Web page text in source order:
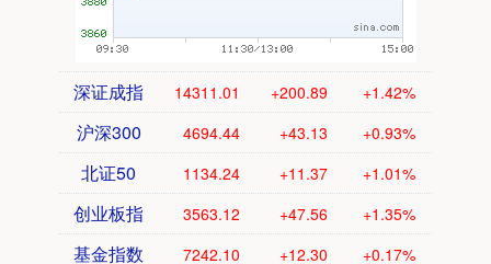
深证成指 14311.01 +200.89 +1.42%
沪深300 4694.44 +43.13 +0.93%
北证50 1134.24 +11.37 +1.01%
创业板指 3563.12 +47.56 +1.35%
基金指数 7242.10 +12.30 +0.17%